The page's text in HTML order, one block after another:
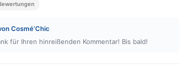
Cosmé’Chic
für Ihren hinreißenden Kommentar! Bis bald!